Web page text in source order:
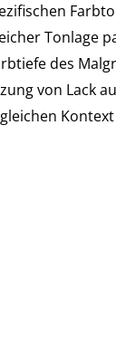
des
von Lack